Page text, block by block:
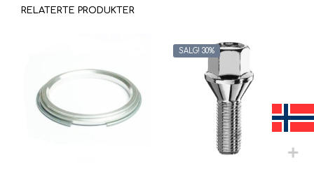
RELATERTE PRODUKTER
SALG! 30%